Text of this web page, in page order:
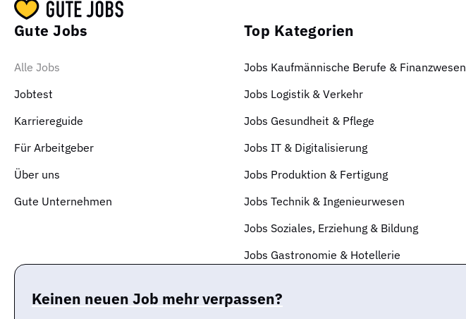
Gute Jobs
Alle Jobs
Jobtest
Karriereguide
Für Arbeitgeber
Über uns
Gute Unternehmen
Top Kategorien
Jobs Kaufmännische Berufe & Finanzwesen
Jobs Logistik & Verkehr
Jobs Gesundheit & Pflege
Jobs IT & Digitalisierung
Jobs Produktion & Fertigung
Jobs Technik & Ingenieurwesen
Jobs Soziales, Erziehung & Bildung
Jobs Gastronomie & Hotellerie
Keinen neuen Job mehr verpassen?